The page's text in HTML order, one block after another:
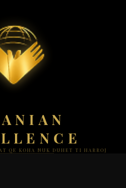
QE KOHA NUK DUHET TI HARROJ